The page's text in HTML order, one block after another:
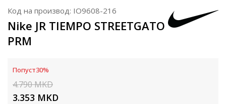
Код на производ: IO9608-216
Nike JR TIEMPO STREETGATO
PRM
Попуст30%
4.790MKD
3.353 MKD